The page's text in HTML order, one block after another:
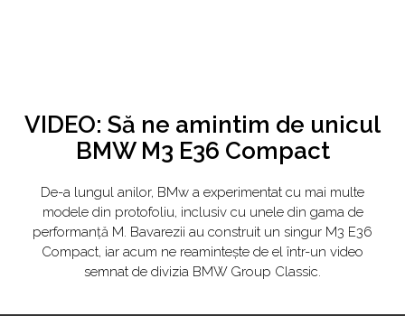
VIDEO: Să ne amintim de unicul
BMW M3 E36 Compact
De-a lungul anilor, BMw a experimentat cu mai multe
modele din protofoliu, inclusiv cu unele din gama de
performanță M. Bavarezii au construit un singur M3 E36
Compact, iar acum ne reamintește de el într-un video
semnat de divizia BMW Group Classic.